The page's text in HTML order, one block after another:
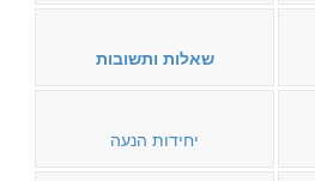
שאלות ותשובות
יחידות הנעה